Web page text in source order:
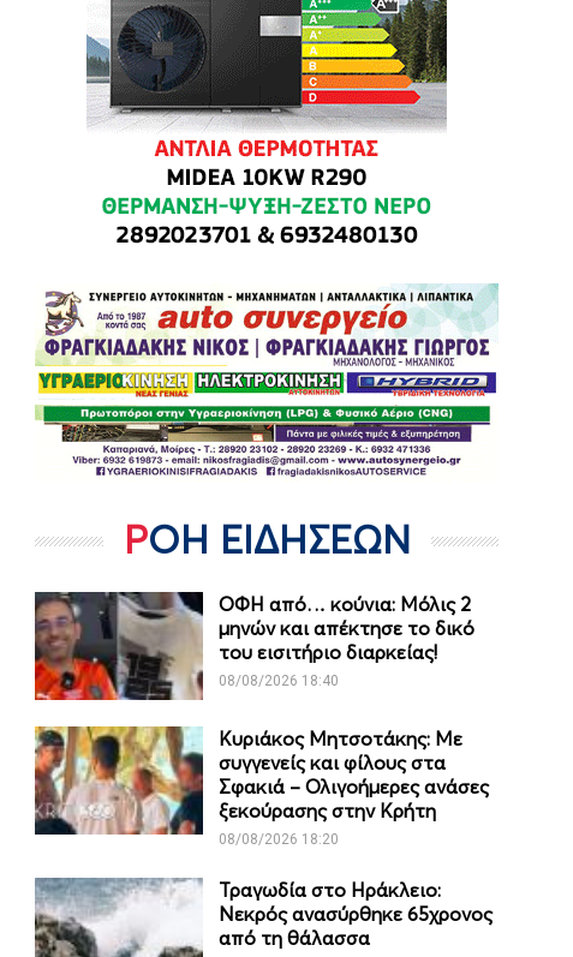
ΡΟΗ ΕΙΔΗΣΕΩΝ
ΟΦΗ από… κούνια: Μόλις 2
μηνών και απέκτησε το δικό
του εισιτήριο διαρκείας!
08/08/2026 18:40
Κυριάκος Μητσοτάκης: Με
συγγενείς και φίλους στα
Σφακιά – Ολιγοήμερες ανάσες
ξεκούρασης στην Κρήτη
08/08/2026 18:20
Τραγωδία στο Ηράκλειο:
Νεκρός ανασύρθηκε 65χρονος
από τη θάλασσα